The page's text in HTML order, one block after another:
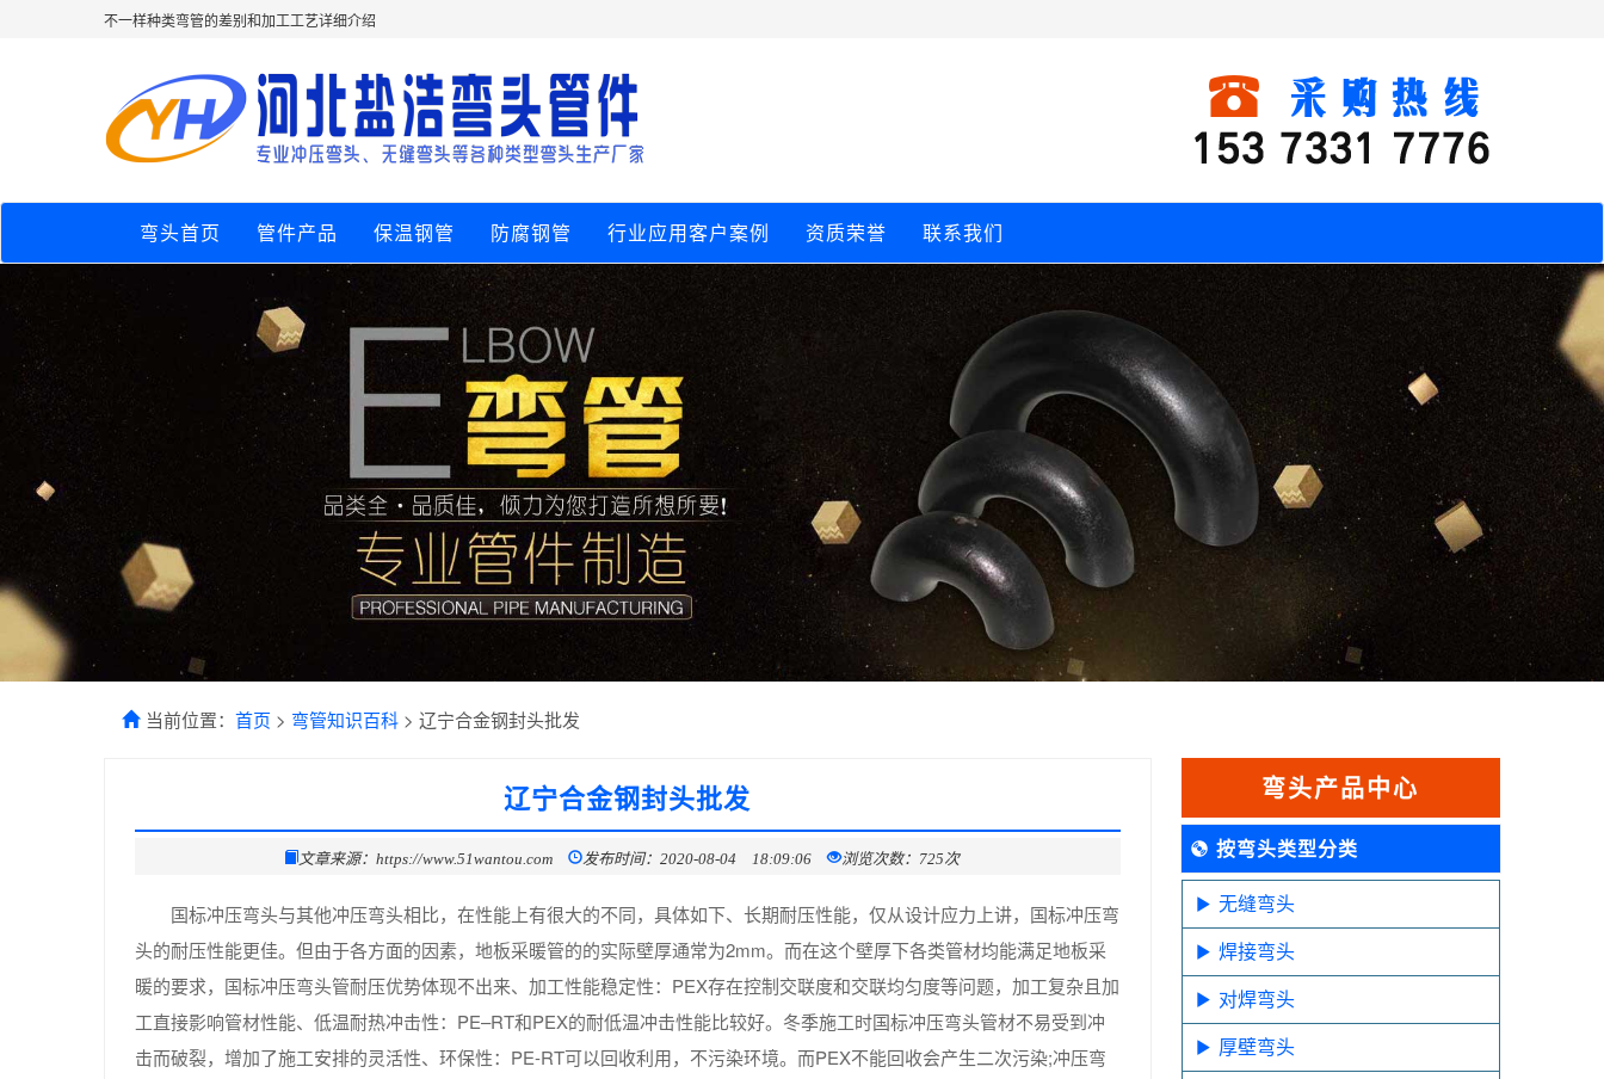
不一样种类弯管的差别和加工工艺详细介绍
弯头首页 管件产品 保温钢管 防腐钢管 行业应用客户案例 资质荣誉 联系我们
当前位置： 首页 > 弯管知识百科 > 辽宁合金钢封头批发
辽宁合金钢封头批发
文章来源：https://www.51wantou.com 发布时间：2020-08-04 18:09:06 浏览次数：725次
国标冲压弯头与其他冲压弯头相比，在性能上有很大的不同，具体如下、长期耐压性能，仅从设计应力上讲，国标冲压弯
头的耐压性能更佳。但由于各方面的因素，地板采暖管的的实际壁厚通常为2mm。而在这个壁厚下各类管材均能满足地板采
暖的要求，国标冲压弯头管耐压优势体现不出来、加工性能稳定性：PEX存在控制交联度和交联均匀度等问题，加工复杂且加
工直接影响管材性能、低温耐热冲击性：PE–RT和PEX的耐低温冲击性能比较好。冬季施工时国标冲压弯头管材不易受到冲
击而破裂，增加了施工安排的灵活性、环保性：PE-RT可以回收利用，不污染环境。而PEX不能回收会产生二次污染;冲压弯
弯头产品中心
按弯头类型分类
无缝弯头
焊接弯头
对焊弯头
厚壁弯头